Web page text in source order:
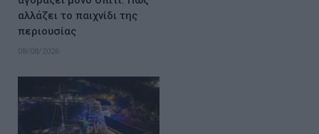
αλλάζει το παιχνίδι της
περιουσίας
08/08/2026